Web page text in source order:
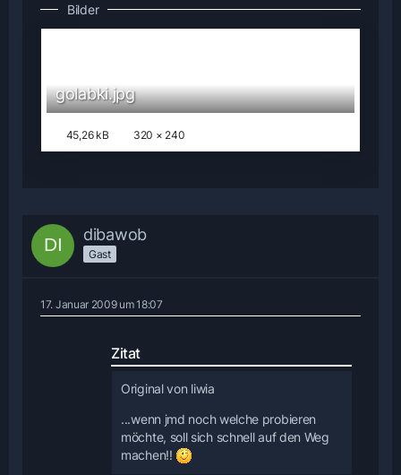
Bilder
golabki.jpg
45,26 kB 320 × 240
dibawob
Gast
17. Januar 2009 um 18:07
Zitat
Original von liwia
...wenn jmd noch welche probieren
möchte, soll sich schnell auf den Weg
machen!!